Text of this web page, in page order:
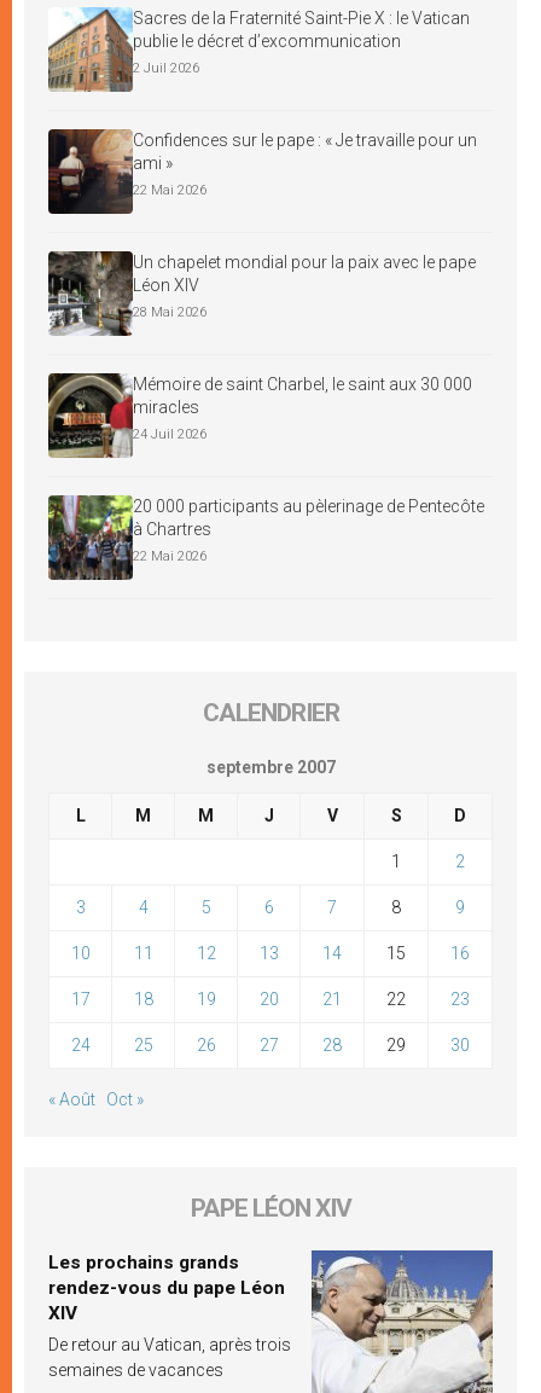
Sacres de la Fraternité Saint-Pie X : le Vatican
publie le décret d’excommunication
2 Juil 2026
Confidences sur le pape : « Je travaille pour un
ami »
22 Mai 2026
Un chapelet mondial pour la paix avec le pape
Léon XIV
28 Mai 2026
Mémoire de saint Charbel, le saint aux 30 000
miracles
24 Juil 2026
20 000 participants au pèlerinage de Pentecôte
à Chartres
22 Mai 2026
CALENDRIER
septembre 2007
L M M J V S D
1 2
3 4 5 6 7 8 9
10 11 12 13 14 15 16
17 18 19 20 21 22 23
24 25 26 27 28 29 30
« Août Oct »
PAPE LÉON XIV
Les prochains grands
rendez-vous du pape Léon
XIV
De retour au Vatican, après trois
semaines de vacances